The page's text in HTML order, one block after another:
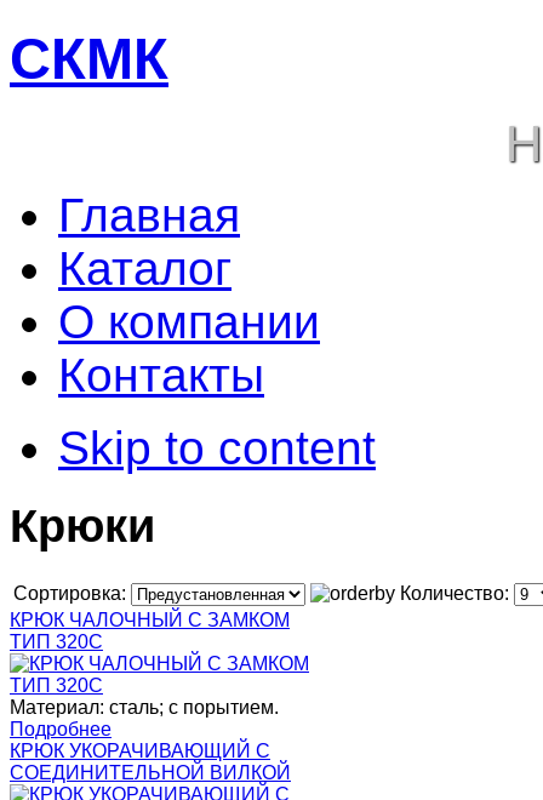
СКМК
Главная
Каталог
О компании
Контакты
Skip to content
Крюки
Сортировка:
Количество:
КРЮК ЧАЛОЧНЫЙ С ЗАМКОМ
ТИП 320C
Материал: сталь; с порытием.
Подробнее
КРЮК УКОРАЧИВАЮЩИЙ С
СОЕДИНИТЕЛЬНОЙ ВИЛКОЙ